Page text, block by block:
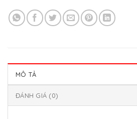
MÔ TẢ
ĐÁNH GIÁ (0)